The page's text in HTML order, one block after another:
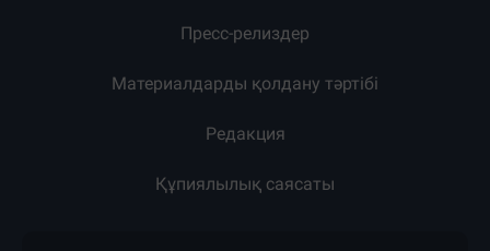
Пресс-релиздер
Материалдарды қолдану тәртібі
Редакция
Құпиялылық саясаты